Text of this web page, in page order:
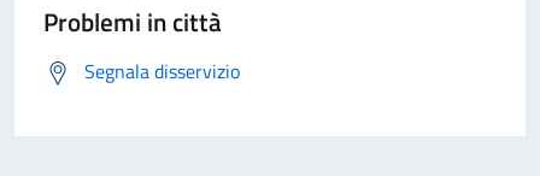
Problemi in città
Segnala disservizio